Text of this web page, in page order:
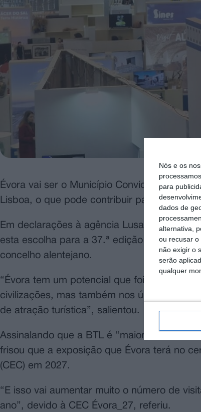
Nós e os
para
dados de
alternativa,
ou recusar o
não exigir o
serão
qualquer
Évora vai ser o Município Convidado na
Lisboa, o que pode contribuir para o
Em declarações à agência Lusa, o
esta escolha para a 37.ª edição da BTL,
concelho alentejano.
“Évora tem um potencial que foi adquirido,
civilizações, mas também nos últimos
de atração turística”, salientou.
Assinalando que a BTL é “maior feira de
frisou que a exposição que Évora terá no
(CEC) em 2027.
“E isso vai aumentar muito o número de
ano”, devido à CEC Évora_27, referiu.